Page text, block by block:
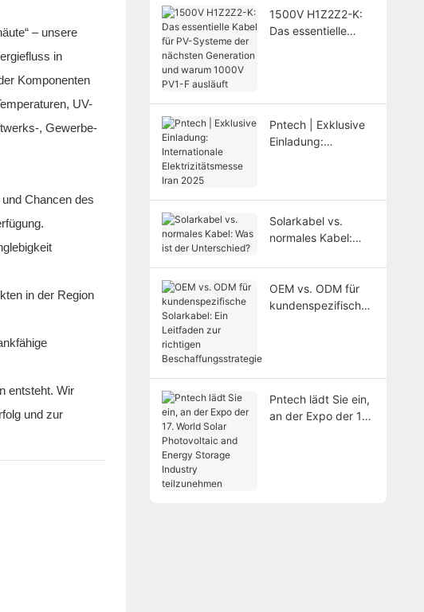
– unsere
in
Komponenten
UV-
, Gewerbe-
Chancen des
in der Region
entsteht. Wir
und zur
1500V H1Z2Z2-K:
Das essentielle
F ausläuft
Pntech | Exklusive
Einladung:
Solarkabel vs.
normales Kabel:
Unterschied?
OEM vs. ODM für
kundenspezifische
Pntech lädt Sie ein,
an der Expo der 17.